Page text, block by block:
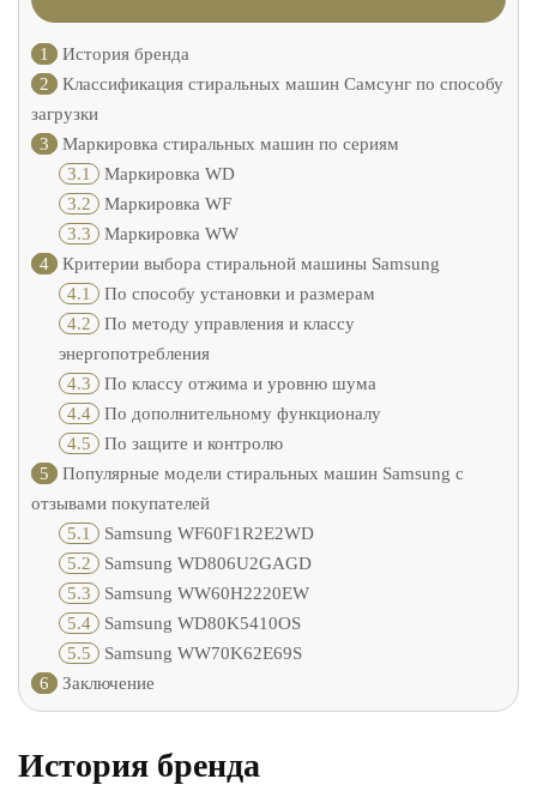
1
История бренда
2
Классификация стиральных машин Самсунг по способу
загрузки
3
Маркировка стиральных машин по сериям
3.1 Маркировка WD
3.2 Маркировка WF
3.3 Маркировка WW
4
Критерии выбора стиральной машины Samsung
4.1 По способу установки и размерам
4.2 По методу управления и классу
энергопотребления
4.3 По классу отжима и уровню шума
4.4 По дополнительному функционалу
4.5 По защите и контролю
5
Популярные модели стиральных машин Samsung с
отзывами покупателей
5.1 Samsung WF60F1R2E2WD
5.2 Samsung WD806U2GAGD
5.3 Samsung WW60H2220EW
5.4 Samsung WD80K5410OS
5.5 Samsung WW70K62E69S
6
Заключение
История бренда